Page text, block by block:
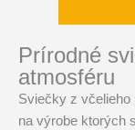
Prírodné
atmosféru
Sviečky z včelieho
na výrobe ktorých